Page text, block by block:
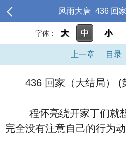
风雨大唐_436 回
字体： 大 中 小
上一章 目录
436 回家（大结局） (
程怀亮绕开家丁们就想
完全没有注意自己的行为动